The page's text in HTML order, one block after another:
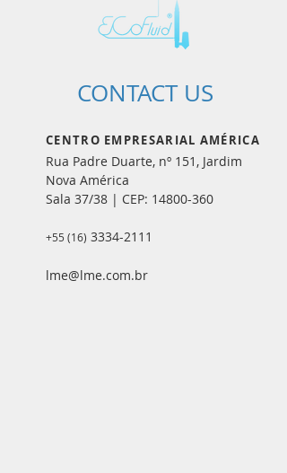
CENTRO EMPRESARIAL AMÉRICA
Rua Padre Duarte, nº 151, Jardim
Nova América
Sala 37/38 | CEP: 14800-360
+55 (16) 3334-2111
lme@lme.com.br
CONTACT US